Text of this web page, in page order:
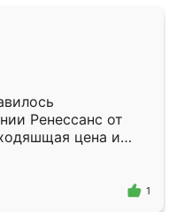
Ренессанс от
цена и
Приехавший
самый
1